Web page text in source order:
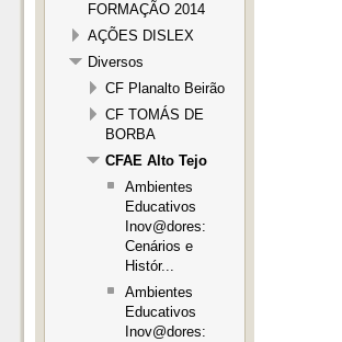
FORMAÇÃO 2014
AÇÕES DISLEX
Diversos
CF Planalto Beirão
CF TOMÁS DE
BORBA
CFAE Alto Tejo
Ambientes
Educativos
Inov@dores:
Cenários e
Histór...
Ambientes
Educativos
Inov@dores: